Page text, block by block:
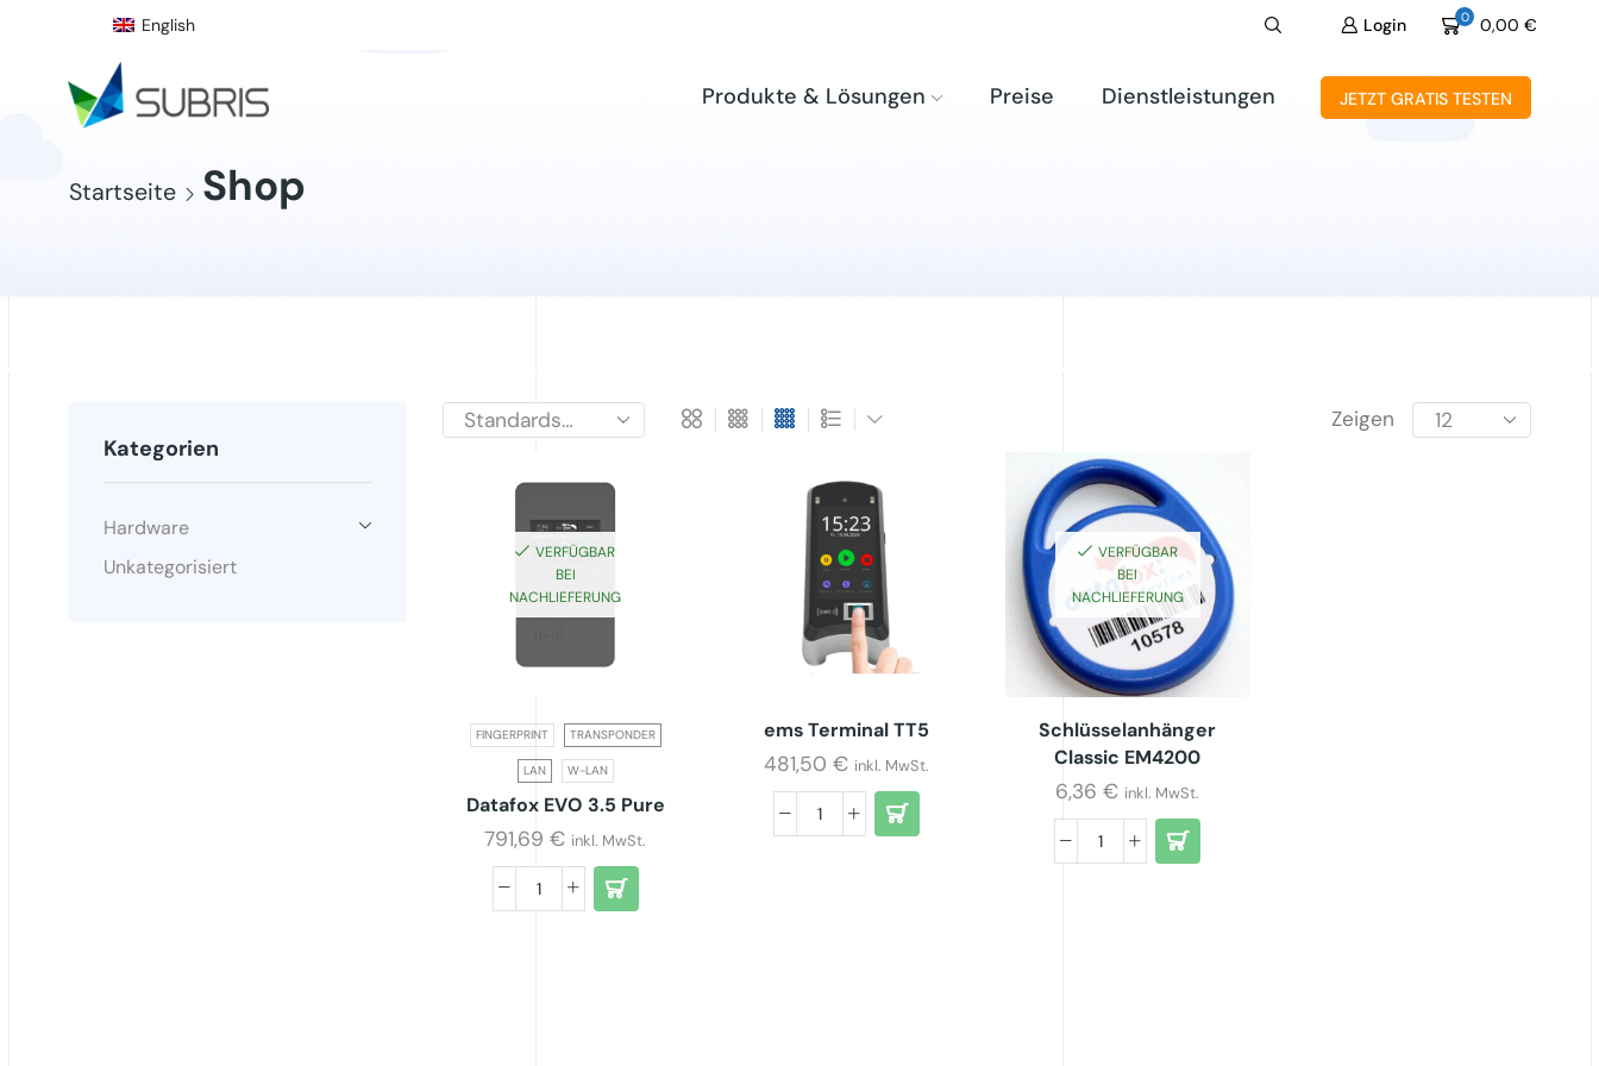
English Login 0 0,00 €
Produkte & Lösungen Preise Dienstleistungen JETZT GRATIS TESTEN
Startseite Shop
Zeigen
VERFÜGBAR
BEI
NACHLIEFERUNG
FINGERPRINT TRANSPONDER
LAN W-LAN
Datafox EVO 3.5 Pure
791,69€ inkl. MwSt.
ems Terminal TT5
481,50 € inkl. MwSt.
VERFÜGBAR
BEI
NACHLIEFERUNG
Schlüsselanhänger
Classic EM4200
6,36€ inkl. MwSt.
Kategorien
Hardware
Unkategorisiert